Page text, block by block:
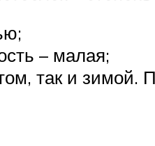
– малая;
так и